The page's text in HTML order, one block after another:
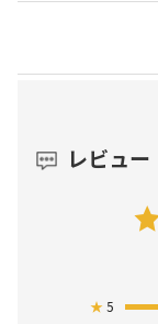
レビュー
★5